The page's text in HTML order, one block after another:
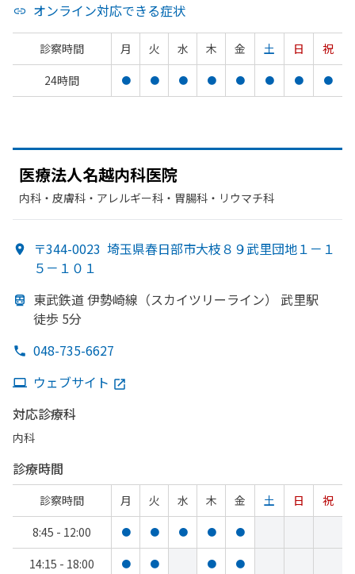
オンライン対応できる症状
診察時間 月 火 水 木 金 土 日
祝
24時間
● ● ● ● ● ● ● ●
医療法人名越内科医院
内科・​皮膚科・​アレルギー科・​胃腸科・​リウマチ科
〒344-0023 埼玉県春日部市大枝８９武里団地１－１
５－１０１
東武鉄道 伊勢崎線 （スカイツリーライン）
武里駅
徒歩 5分
048-735-6627
ウェブサイト
対応診療科
内科
診療時間
診察時間 月 火 水 木 金 土 日
祝
8:45 - 12:00
● ● ● ● ●
14:15 - 18:00 ● ● ● ●